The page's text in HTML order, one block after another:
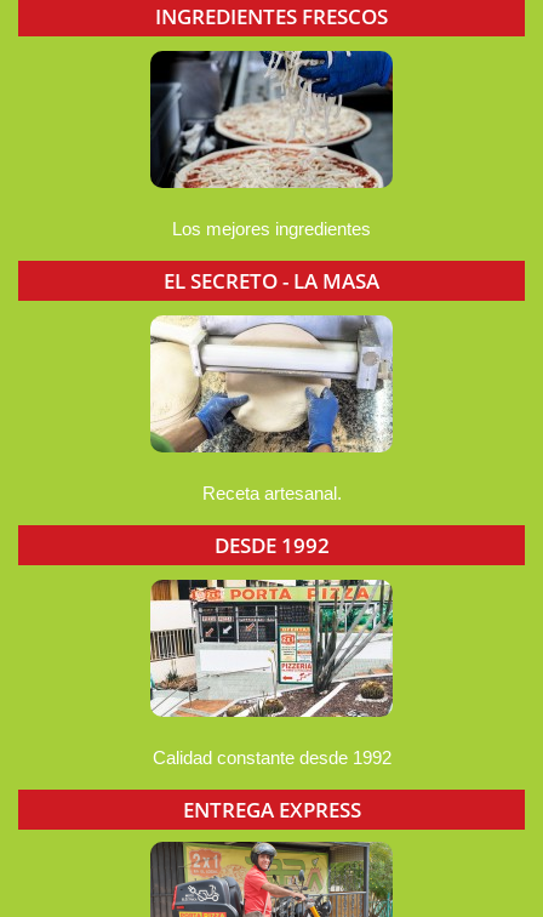
INGREDIENTES FRESCOS
Los mejores ingredientes
EL SECRETO - LA MASA
Receta artesanal.
DESDE 1992
Calidad constante desde 1992
ENTREGA EXPRESS